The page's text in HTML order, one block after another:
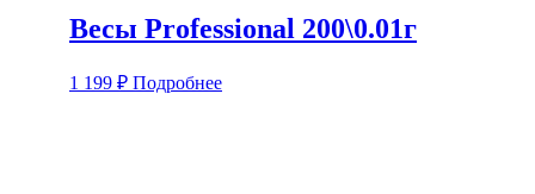
Весы Professional 200\0.01г
1 199 ₽ Подробнее